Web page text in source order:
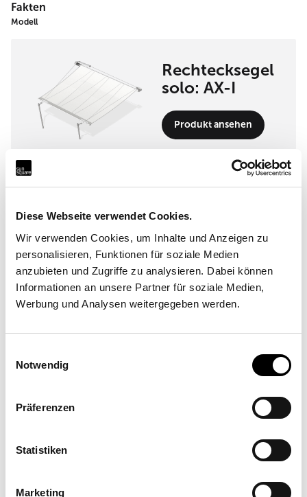
Diese Webseite verwendet Cookies.
Wir verwenden Cookies, um Inhalte und Anzeigen zu
personalisieren, Funktionen für soziale Medien
anzubieten und Zugriffe zu analysieren. Dabei können
Informationen an unsere Partner für soziale Medien,
Werbung und Analysen weitergegeben werden.
Notwendig
Präferenzen
Statistiken
Marketing
Fakten
Modell
Rechtecksegel
solo: AX-I
Produkt ansehen
Umsetzungspartner
Headquarter: SunSquare
Shading Solutions GmbH
Maderspergerstrasse 12 3430 Tulln